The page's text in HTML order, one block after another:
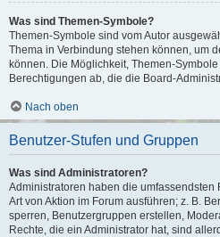
Was sind Themen-Symbole?
Themen-Symbole sind vom Autor
Thema in Verbindung stehen können, um
können. Die Möglichkeit, Themen-
Berechtigungen ab, die die Board-
Nach oben
Benutzer-Stufen und Gruppen
Was sind Administratoren?
Administratoren haben die umfassendsten
Art von Aktion im Forum ausführen; z. B.
sperren, Benutzergruppen erstellen,
Rechte, die ein Administrator hat, sind